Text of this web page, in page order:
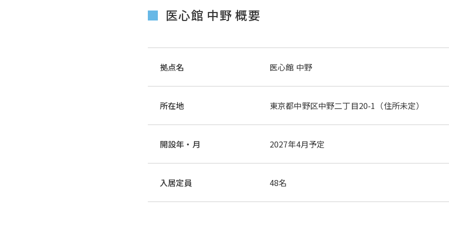
医心館 中野 概要
拠点名 医心館 中野
所在地 東京都中野区中野二丁目20-1（住所未定）
開設年・月 2027年4月予定
入居定員 48名